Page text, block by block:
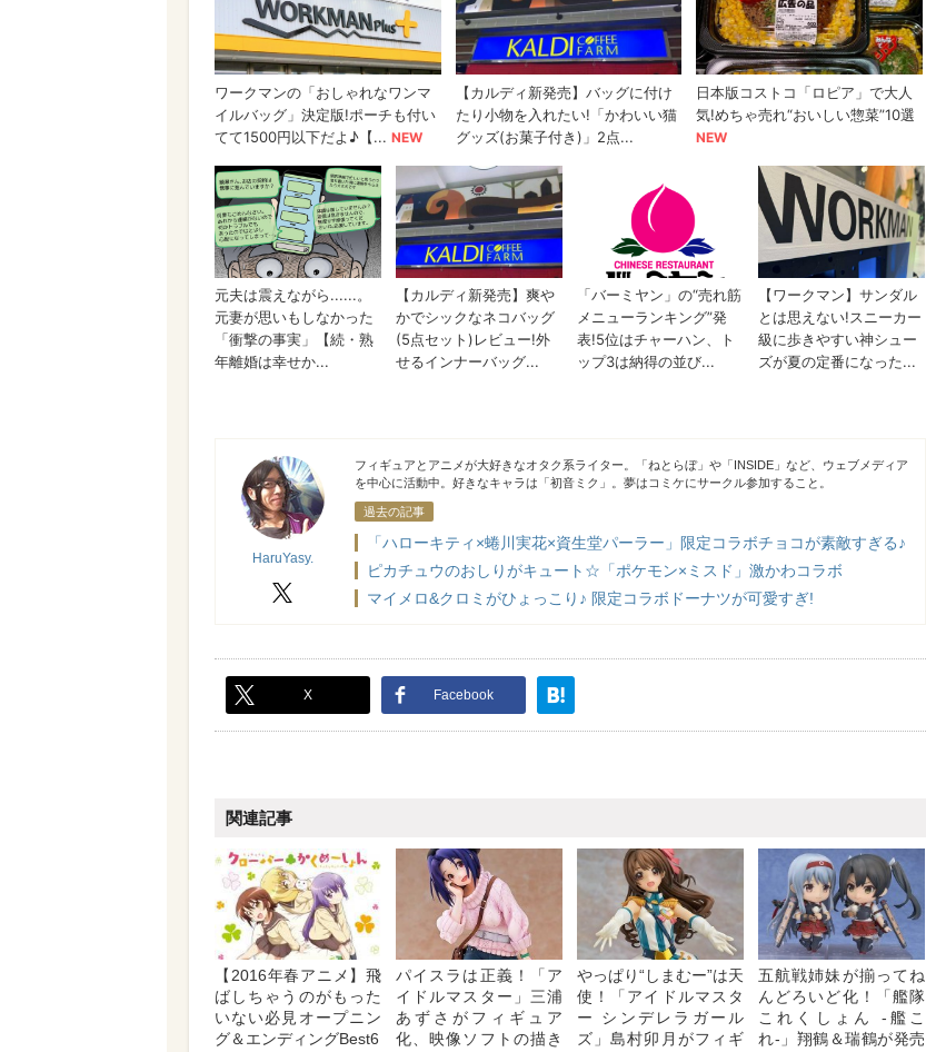
HaruYasy.
HaruYasy.
フィギュアとアニメが大好きなオタク系ライター。「ねとらぼ」や「INSIDE」など、ウェブメディア
を中心に活動中。好きなキャラは「初音ミク」。夢はコミケにサークル参加すること。
過去の記事
「ハローキティ×蜷川実花×資生堂パーラー」限定コラボチョコが素敵すぎる♪
ピカチュウのおしりがキュート☆「ポケモン×ミスド」激かわコラボ
マイメロ&クロミがひょっこり♪ 限定コラボドーナツが可愛すぎ!
X Facebook
関連記事
【2016年春アニメ】飛
ばしちゃうのがもった
いない必見オープニン
グ＆エンディングBest6
パイスラは正義！「ア
イドルマスター」三浦
あずさがフィギュア
化、映像ソフトの描き
やっぱり“しまむー”は天
使！「アイドルマスタ
ー シンデレラガール
ズ」島村卯月がフィギ
五航戦姉妹が揃ってね
んどろいど化！「艦隊
これくしょん -艦こ
れ-」翔鶴＆瑞鶴が発売